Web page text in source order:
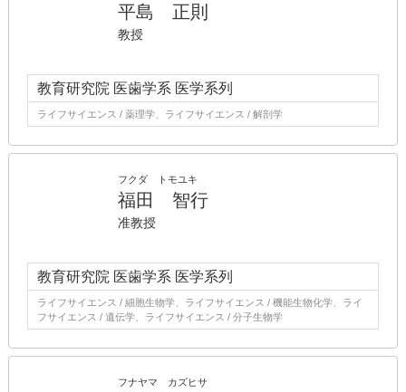
平島 正則
教授
教育研究院 医歯学系 医学系列
ライフサイエンス / 薬理学、ライフサイエンス / 解剖学
フクダ トモユキ
福田 智行
准教授
教育研究院 医歯学系 医学系列
ライフサイエンス / 細胞生物学、ライフサイエンス / 機能生物化学、ライ
フサイエンス / 遺伝学、ライフサイエンス / 分子生物学
フナヤマ カズヒサ